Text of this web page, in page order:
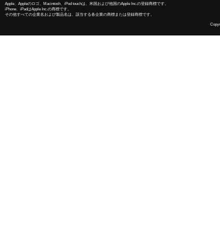
Apple、Appleのロゴ、Macintosh、iPod touchは、米国および他国のApple Inc.の登録商標です。
iPhone、iPadはApple Inc.の商標です。
その他すべての企業名および製品名は、該当する各企業の商標または登録商標です。